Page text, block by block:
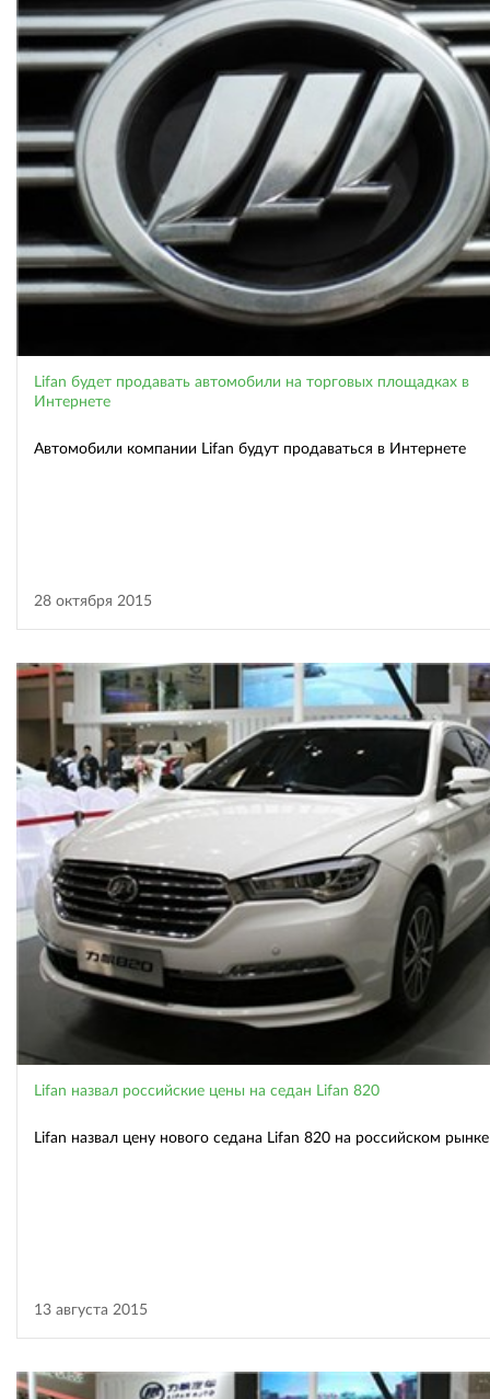
Lifan будет продавать автомобили на торговых площадках в
Интернете
Автомобили компании Lifan будут продаваться в Интернете
28 октября 2015
Lifan назвал российские цены на седан Lifan 820
Lifan назвал цену нового седана Lifan 820 на российском рынке
13 августа 2015